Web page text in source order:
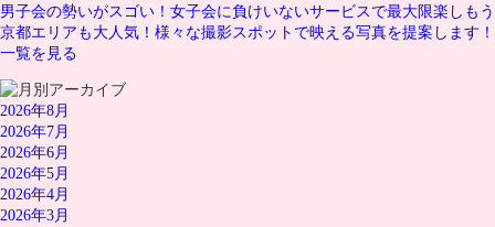
男子会の勢いがスゴい！女子会に負けいないサービスで最大限楽しも
京都エリアも大人気！様々な撮影スポットで映える写真を提案します！
一覧を見る
2026年8月
2026年7月
2026年6月
2026年5月
2026年4月
2026年3月